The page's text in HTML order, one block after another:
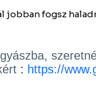
jobban fogsz
: https://